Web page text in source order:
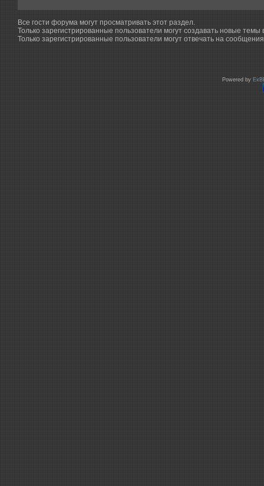
Все гости форума могут просматривать этот раздел.
Только зарегистрированные пользователи могут создавать новые темы
Только зарегистрированные пользователи могут отвечать на
Powered by